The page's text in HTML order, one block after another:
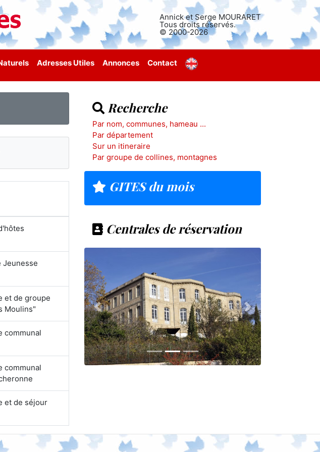
Annick et Serge MOURARET
Tous droits réservés.
© 2000-2026
Adresses Utiles Annonces Contact
Jeunesse
et de groupe
Moulins"
communal
communal
et de séjour
Recherche
Par nom, communes, hameau ...
Par département
Sur un itineraire
Par groupe de collines, montagnes
GITES du mois
Centrales de réservation